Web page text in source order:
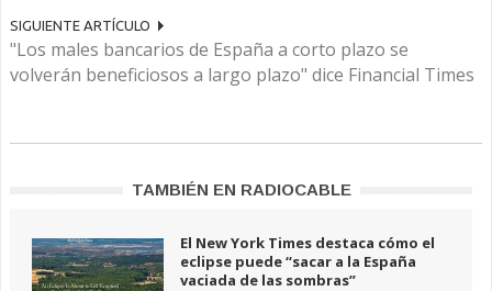
SIGUIENTE ARTÍCULO
"Los males bancarios de España a corto plazo se
volverán beneficiosos a largo plazo" dice Financial Times
TAMBIÉN EN RADIOCABLE
El New York Times destaca cómo el
eclipse puede “sacar a la España
vaciada de las sombras”